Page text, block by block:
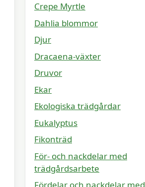
Crepe Myrtle
Dahlia blommor
Djur
Dracaena-växter
Druvor
Ekar
Ekologiska trädgårdar
Eukalyptus
Fikonträd
För- och nackdelar med
trädgårdsarbete